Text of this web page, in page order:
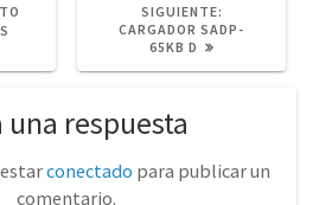
SIGUIENTE:
POST:
CARGADOR SADP-
65KB D
una respuesta
conectado para publicar un
comentario.